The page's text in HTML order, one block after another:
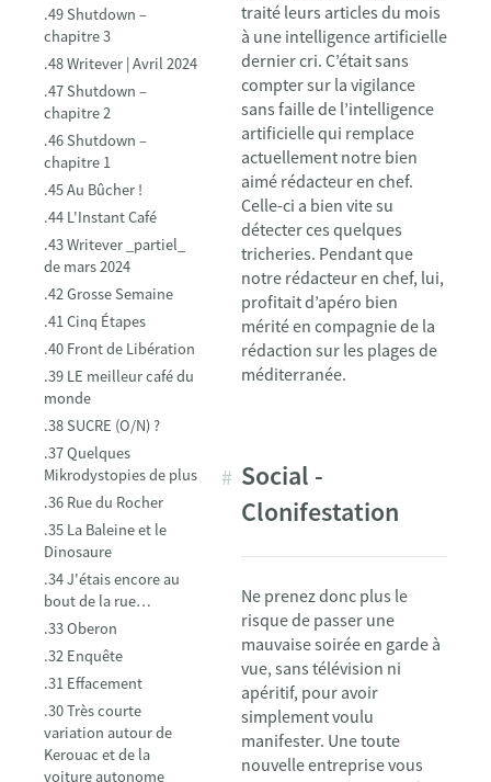
.49 Shutdown –
chapitre 3
.48 Writever | Avril 2024
.47 Shutdown –
chapitre 2
.46 Shutdown –
chapitre 1
.45 Au Bûcher !
.44 L'Instant Café
.43 Writever _partiel_
de mars 2024
.42 Grosse Semaine
.41 Cinq Étapes
.40 Front de Libération
.39 LE meilleur café du
monde
.38 SUCRE (O/N) ?
.37 Quelques
Mikrodystopies de plus
.36 Rue du Rocher
.35 La Baleine et le
Dinosaure
.34 J'étais encore au
bout de la rue…
.33 Oberon
.32 Enquête
.31 Effacement
.30 Très courte
variation autour de
Kerouac et de la
voiture autonome
traité leurs articles du mois
à une intelligence artificielle
dernier cri. C’était sans
compter sur la vigilance
sans faille de l’intelligence
artificielle qui remplace
actuellement notre bien
aimé rédacteur en chef.
Celle-ci a bien vite su
détecter ces quelques
tricheries. Pendant que
notre rédacteur en chef, lui,
profitait d’apéro bien
mérité en compagnie de la
rédaction sur les plages de
méditerranée.
Social -
Clonifestation
Ne prenez donc plus le
risque de passer une
mauvaise soirée en garde à
vue, sans télévision ni
apéritif, pour avoir
simplement voulu
manifester. Une toute
nouvelle entreprise vous